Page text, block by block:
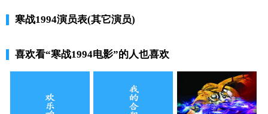
寒战1994演员表(其它演员)
喜欢看“寒战1994电影”的人也喜欢